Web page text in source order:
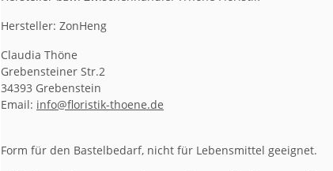
Hersteller: ZonHeng
Claudia Thöne
Grebensteiner Str.2
34393 Grebenstein
Email: info@floristik-thoene.de
Form für den Bastelbedarf, nicht für Lebensmittel geeignet.